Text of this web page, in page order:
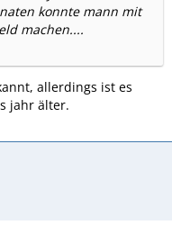
konnte mann mit
machen....
allerdings ist es
jahr älter.